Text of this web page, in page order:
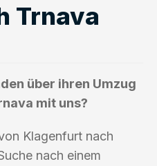
Trnava
über ihren Umzug
mit uns?
Klagenfurt nach
nach einem